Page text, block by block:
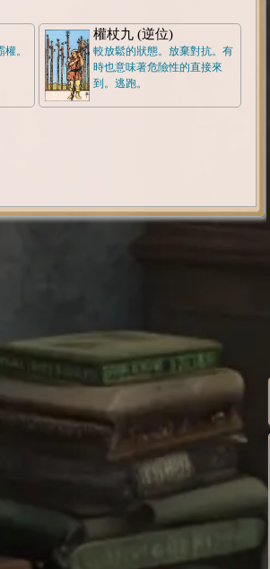
。
權杖九 (逆位)
較放鬆的狀態。放棄對抗。有
時也意味著危險性的直接來
到。逃跑。